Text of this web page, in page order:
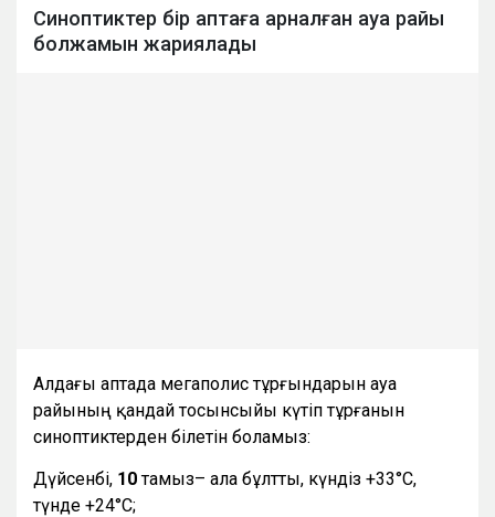
Синоптиктер бір аптаға арналған ауа райы
болжамын жариялады
Алдағы аптада мегаполис тұрғындарын ауа
райының қандай тосынсыйы күтіп тұрғанын
синоптиктерден білетін боламыз:
Дүйсенбі, 10тамыз– ала бұлтты, күндіз +33°С,
түнде +24°С;